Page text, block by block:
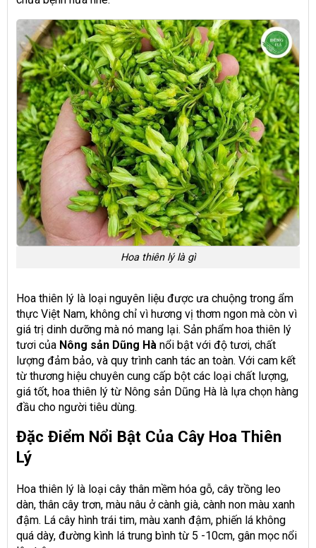
Hoa thiên lý là gì
Hoa thiên lý là loại nguyên liệu được ưa chuộng trong ẩm
thực Việt Nam, không chỉ vì hương vị thơm ngon mà còn vì
giá trị dinh dưỡng mà nó mang lại. Sản phẩm hoa thiên lý
tươi của Nông sản Dũng Hà nổi bật với độ tươi, chất
lượng đảm bảo, và quy trình canh tác an toàn. Với cam kết
từ thương hiệu chuyên cung cấp bột các loại chất lượng,
giá tốt, hoa thiên lý từ Nông sản Dũng Hà là lựa chọn hàng
đầu cho người tiêu dùng.
Đặc Điểm Nổi Bật Của Cây Hoa Thiên
Lý
Hoa thiên lý là loại cây thân mềm hóa gỗ, cây trồng leo
dàn, thân cây trơn, màu nâu ở cành già, cành non màu xanh
đậm. Lá cây hình trái tim, màu xanh đậm, phiến lá không
quá dày, đường kình lá trung bình từ 5 -10cm, gân mọc nổi